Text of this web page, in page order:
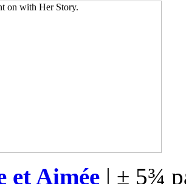
et Aimée | ± 5¾